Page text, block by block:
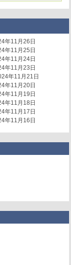
年11月26日
年11月25日
年11月24日
年11月23日
年11月21日
年11月20日
年11月19日
年11月18日
年11月17日
年11月16日